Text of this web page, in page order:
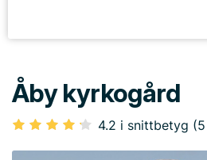
Åby kyrkogård
4.2 i snittbetyg